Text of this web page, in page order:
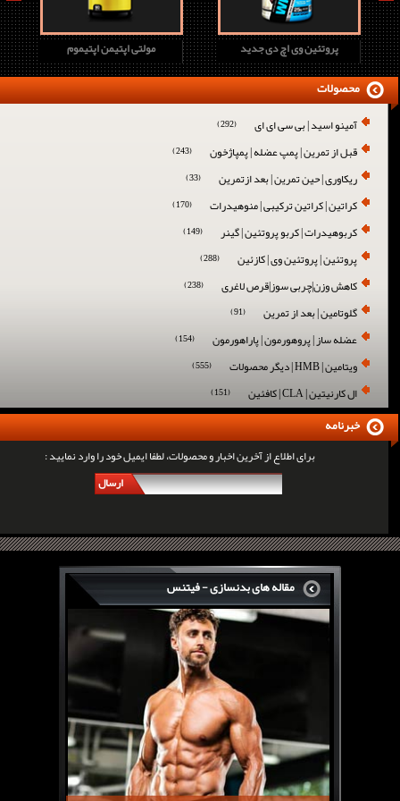
مولتی اپتیمن اپتیموم پروتئین وی اچ دی جدید
آمینو اسید | بی سی ای ای (292)
قبل از تمرین | پمپ عضله | پمپاژخون (243)
ریکاوری | حین تمرین | بعد ازتمرین (33)
کراتین | کراتین ترکیبی | منوهیدرات (170)
کربوهیدرات | کربو پروتئین | گینر (149)
پروتئین | پروتئین وی | کازئین (288)
کاهش وزن|چربی سوز|قرص لاغری (238)
گلوتامین | بعد از تمرین (91)
عضله ساز | پروهورمون | پاراهورمون (154)
ویتامین | HMB | دیگر محصولات (555)
ال کارنیتین | CLA | کافئین (151)
محصولات
برای اطلاع از آخرین اخبار و محصولات، لطفا ایمیل خود را وارد نمایید :
ارسال
خبرنامه
مقاله های بدنسازی - فیتنس
سرگی کنستانس چگونه بر روی بازو های فوق العاده...
روش های افزایش پیک بازو
فارماتون چیست؟
کلن بوترول Clenbuterol
CJC1295 | سی جی سی 1295
11 توصیه برای کاهش اشتها